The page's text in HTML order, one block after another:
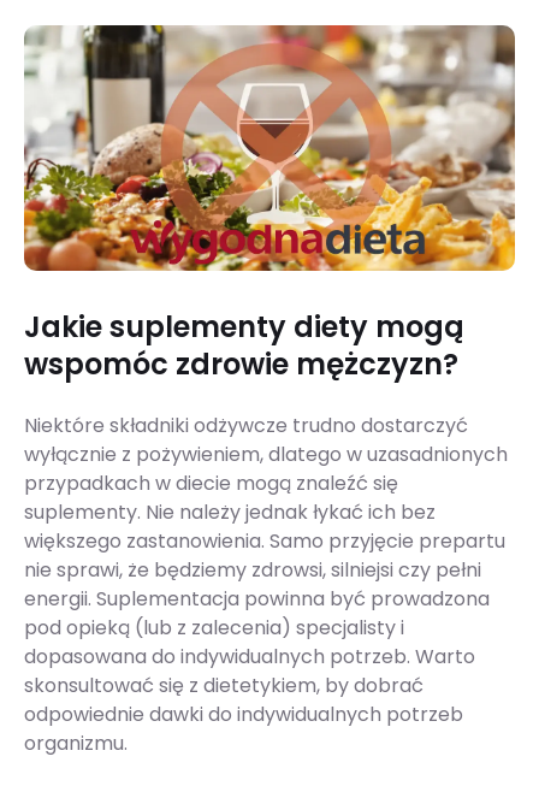
Jakie suplementy diety mogą
wspomóc zdrowie mężczyzn?
Niektóre składniki odżywcze trudno dostarczyć
wyłącznie z pożywieniem, dlatego w uzasadnionych
przypadkach w diecie mogą znaleźć się
suplementy. Nie należy jednak łykać ich bez
większego zastanowienia. Samo przyjęcie prepartu
nie sprawi, że będziemy zdrowsi, silniejsi czy pełni
energii. Suplementacja powinna być prowadzona
pod opieką (lub z zalecenia) specjalisty i
dopasowana do indywidualnych potrzeb. Warto
skonsultować się z dietetykiem, by dobrać
odpowiednie dawki do indywidualnych potrzeb
organizmu.